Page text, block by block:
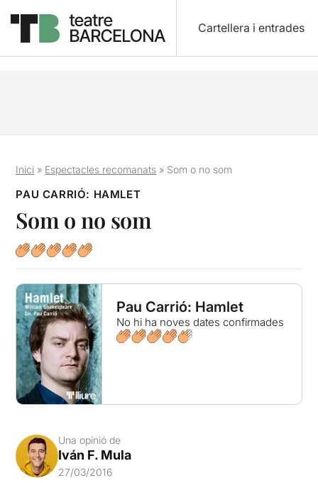
Cartellera i entrades
Inici » Espectacles recomanats » Som o no som
PAU CARRIÓ: HAMLET
Som o no som
Pau Carrió: Hamlet
No hi ha noves dates confirmades
Una opinió de
Iván F. Mula
27/03/2016